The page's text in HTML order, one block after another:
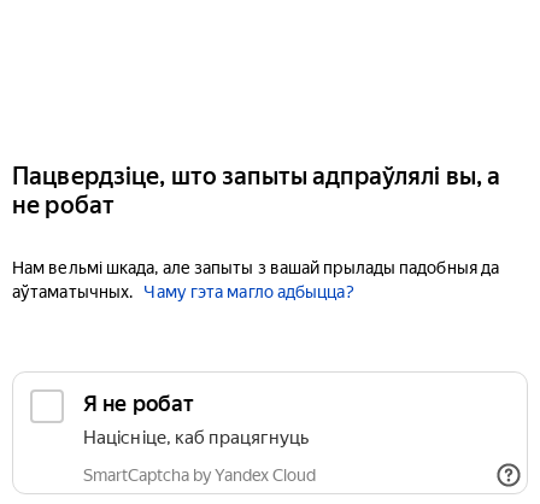
Пацвердзіце, што запыты адпраўлялі вы, а
не робат
Нам вельмі шкада, але запыты з вашай прылады падобныя да
аўтаматычных.
Чаму гэта магло адбыцца?
Я не робат
Націсніце, каб працягнуць
SmartCaptcha by Yandex Cloud